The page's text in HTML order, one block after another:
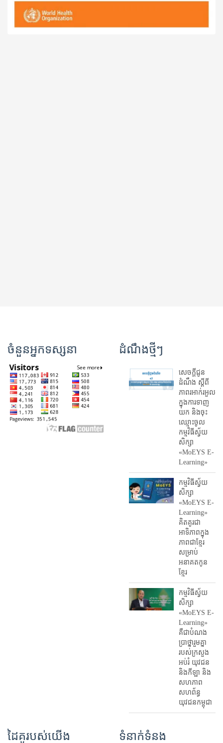
ចំនួនអ្នកទស្សនា ដំណឹងថ្មីៗ
សេចក្តីជូន
ដំណឹង ស្តី​ពី
ភាព​រអាក់រអួល​
ក្នុងការ​ទាញ​
យក និង​ចុះ​
ឈ្មោះ​ចូល​
កម្មវិធី​ស្វ័យ
សិក្សា
«MoEYS E-
Learning»
កម្មវិធីស្វ័យ
សិក្សា
«MoEYS E-
Learning»
គិតគូរជា
អាទិភាពក្នុង
ភាពជាខ្មែរ
សម្រាប់
អនាគតកូន
ខ្មែរ
កម្មវិធីស្វ័យ
សិក្សា
«MoEYS E-
Learning»
គឺជាបំណង
ប្រាថ្នារួមគ្នា
របស់ក្រសួង
អប់រំ​ យុវជន
និងកីឡា និង
សហភាព
សហព័ន្ធ
យុវជនកម្ពុជា
ដៃគូរបស់យើង ទំនាក់ទំនង